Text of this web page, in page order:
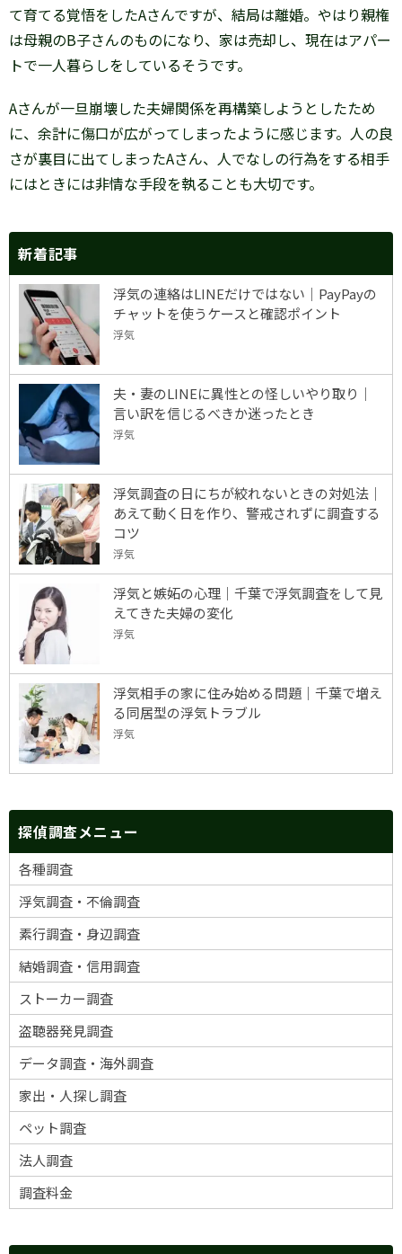
て育てる覚悟をしたAさんですが、結局は離婚。やはり親権
は母親のB子さんのものになり、家は売却し、現在はアパー
トで一人暮らしをしているそうです。
Aさんが一旦崩壊した夫婦関係を再構築しようとしたため
に、余計に傷口が広がってしまったように感じます。人の良
さが裏目に出てしまったAさん、人でなしの行為をする相手
にはときには非情な手段を執ることも大切です。
新着記事
浮気の連絡はLINEだけではない｜PayPayの
チャットを使うケースと確認ポイント
浮気
夫・妻のLINEに異性との怪しいやり取り｜
言い訳を信じるべきか迷ったとき
浮気
浮気調査の日にちが絞れないときの対処法｜
あえて動く日を作り、警戒されずに調査する
コツ
浮気
浮気と嫉妬の心理｜千葉で浮気調査をして見
えてきた夫婦の変化
浮気
浮気相手の家に住み始める問題｜千葉で増え
る同居型の浮気トラブル
浮気
探偵調査メニュー
各種調査
浮気調査・不倫調査
素行調査・身辺調査
結婚調査・信用調査
ストーカー調査
盗聴器発見調査
データ調査・海外調査
家出・人探し調査
ペット調査
法人調査
調査料金